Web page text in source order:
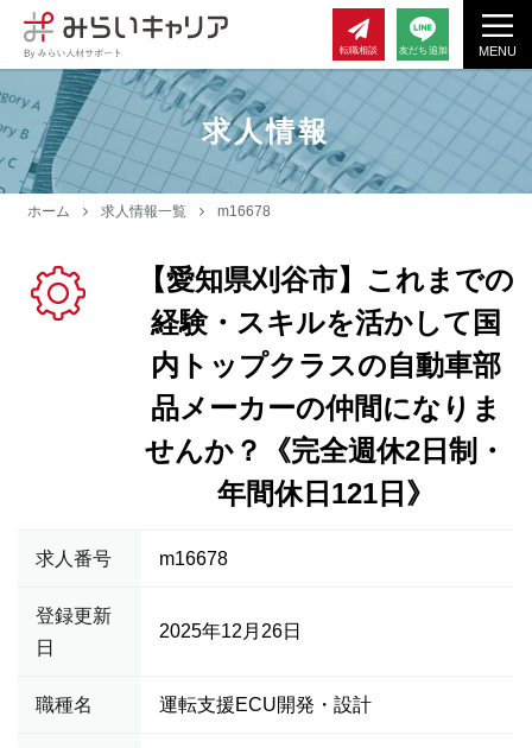
MENU
転職相談 友だち追加
求人情報
ホーム 求人情報一覧 m16678
【愛知県刈谷市】これまでの
経験・スキルを活かして国
内トップクラスの自動車部
品メーカーの仲間になりま
せんか？《完全週休2日制・
年間休日121日》
求人番号 m16678
登録更新
日
2025年12月26日
職種名 運転支援ECU開発・設計